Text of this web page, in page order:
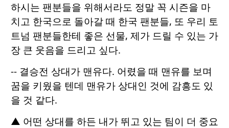
하시는 팬분들을 위해서라도 정말 꼭 시즌을 마
치고 한국으로 돌아갈 때 한국 팬분들, 또 우리 토
트넘 팬분들한테 좋은 선물, 제가 드릴 수 있는 가
장 큰 웃음을 드리고 싶다.
-- 결승전 상대가 맨유다. 어렸을 때 맨유를 보며
꿈을 키웠을 텐데 맨유가 상대인 것에 감흥도 있
을 것 같다.
▲ 어떤 상대를 하든 내가 뛰고 있는 팀이 더 중요